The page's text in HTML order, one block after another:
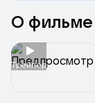
О фильме
Tрейлер